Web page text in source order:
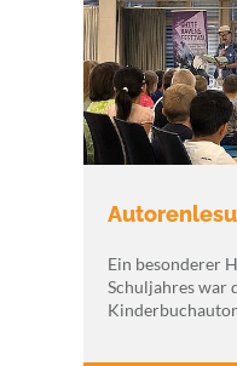
Ein besonderer
Schuljahres war